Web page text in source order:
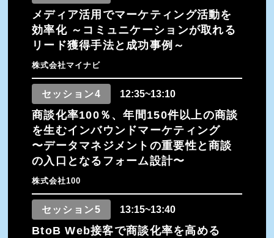
メディア活用でマーケティング活動を
効率化 ～コミュニケーションが取れる
リード獲得手法と成功事例～
株式会社マイナビ
セッション4 12:35~13:10
商談化率100％、年間150件以上の商談
を生むインバウンドマーケティング
〜データマネジメントの重要性と商談
の入口となるフォーム設計〜
株式会社100
セッション5 13:15~13:40
BtoB Web接客で商談化率を高める